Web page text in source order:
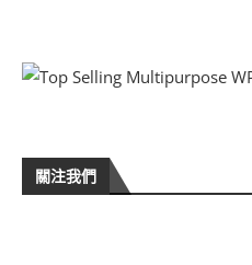
關注我們